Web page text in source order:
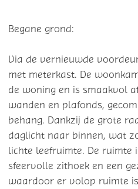
Begane grond:
Via de vernieuwde
met meterkast. De
de woning en is smaakvol
wanden en plafonds,
behang. Dankzij de grote
daglicht naar binnen, wat
lichte leefruimte. De ruimte
sfeervolle zithoek en een
waardoor er volop ruimte